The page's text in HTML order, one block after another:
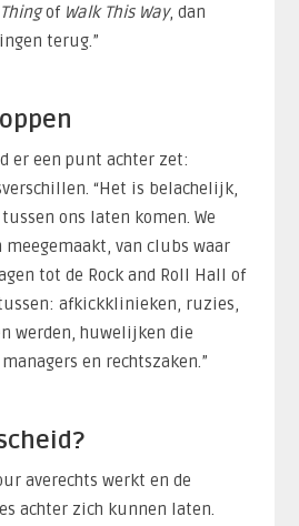
of Walk This Way, dan
terug.”
er een punt achter zet:
“Het is belachelijk,
ons laten komen. We
meegemaakt, van clubs waar
tot de Rock and Roll Hall of
afkickklinieken, ruzies,
werden, huwelijken die
en rechtszaken.”
averechts werkt en de
achter zich kunnen laten.